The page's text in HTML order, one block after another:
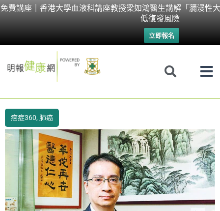
免費講座｜香港大學血液科講座教授梁如鴻醫生講解「瀰漫性
低復發風險
立即報名
Skip
癌症360, 肺癌